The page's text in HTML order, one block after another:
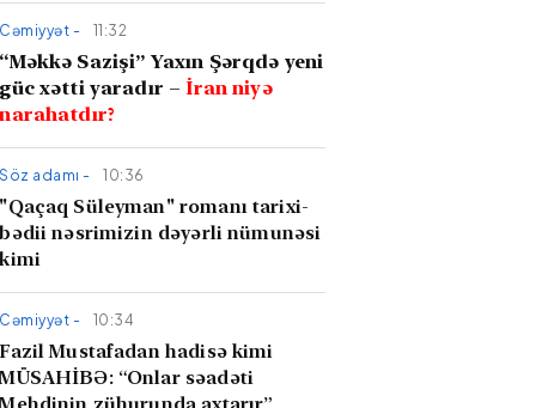
Cəmiyyət - 11:32
“Məkkə Sazişi” Yaxın Şərqdə yeni
güc xətti yaradır – İran niyə
narahatdır?
Söz adamı - 10:36
"Qaçaq Süleyman" romanı tarixi-
bədii nəsrimizin dəyərli nümunəsi
kimi
Cəmiyyət - 10:34
Fazil Mustafadan hadisə kimi
MÜSAHİBƏ: “Onlar səadəti